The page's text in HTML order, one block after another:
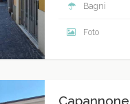
Bagni
Foto